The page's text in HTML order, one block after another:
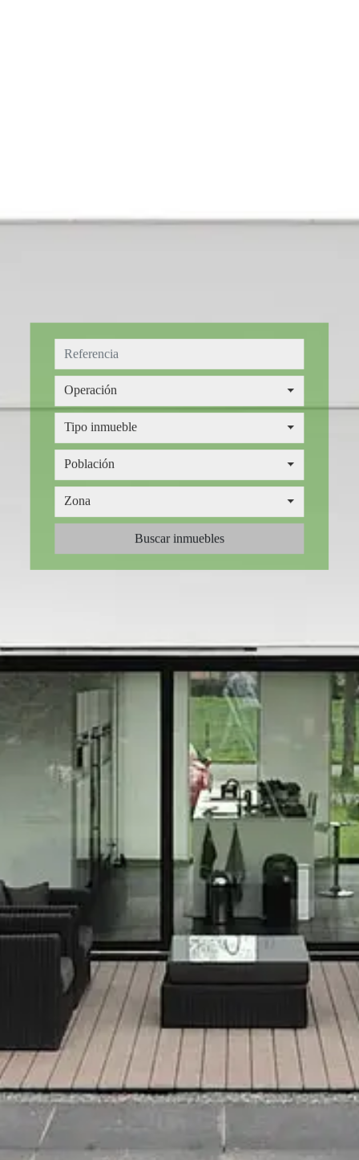
Operación
Operación
Tipo inmueble
Tipo inmueble
Provincia
Población
Población
Zona
Zona
Buscar inmuebles